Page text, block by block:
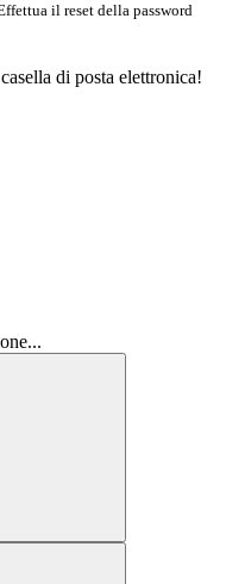
il reset della password
di posta elettronica!